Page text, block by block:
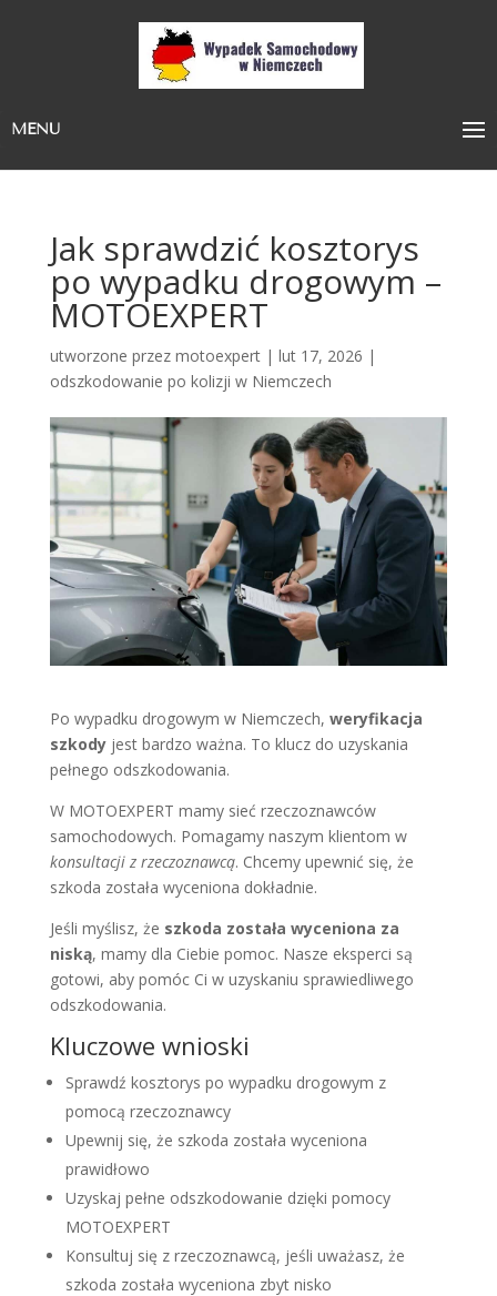
MENU
Jak sprawdzić kosztorys
po wypadku drogowym –
MOTOEXPERT
utworzone przez motoexpert| lut 17, 2026 |
odszkodowanie po kolizji w Niemczech
Po wypadku drogowym w Niemczech, weryfikacja
szkodyjest bardzo ważna. To klucz do uzyskania
pełnego odszkodowania.
W MOTOEXPERT mamy sieć rzeczoznawców
samochodowych. Pomagamy naszym klientom w
konsultacji z rzeczoznawcą. Chcemy upewnić się, że
szkoda została wyceniona dokładnie.
Jeśli myślisz, że szkoda została wyceniona za
niską, mamy dla Ciebie pomoc. Nasze eksperci są
gotowi, aby pomóc Ci w uzyskaniu sprawiedliwego
odszkodowania.
Kluczowe wnioski
Sprawdź kosztorys po wypadku drogowym z
pomocą rzeczoznawcy
Upewnij się, że szkoda została wyceniona
prawidłowo
Uzyskaj pełne odszkodowanie dzięki pomocy
MOTOEXPERT
Konsultuj się z rzeczoznawcą, jeśli uważasz, że
szkoda została wyceniona zbyt nisko